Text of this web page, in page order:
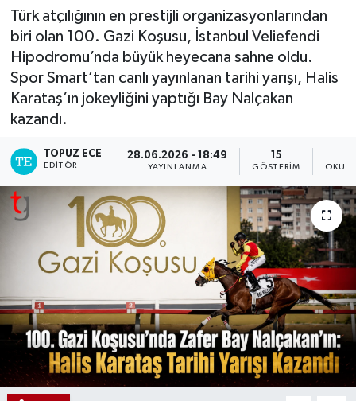
Türk atçılığının en prestijli organizasyonlarından
biri olan 100. Gazi Koşusu, İstanbul Veliefendi
Hipodromu’nda büyük heyecana sahne oldu.
Spor Smart’tan canlı yayınlanan tarihi yarışı, Halis
Karataş’ın jokeyliğini yaptığı Bay Nalçakan
kazandı.
TOPUZ ECE
EDITÖR
28.06.2026 - 18:49
YAYINLANMA
15
GÖSTERIM
TÜRKİYE